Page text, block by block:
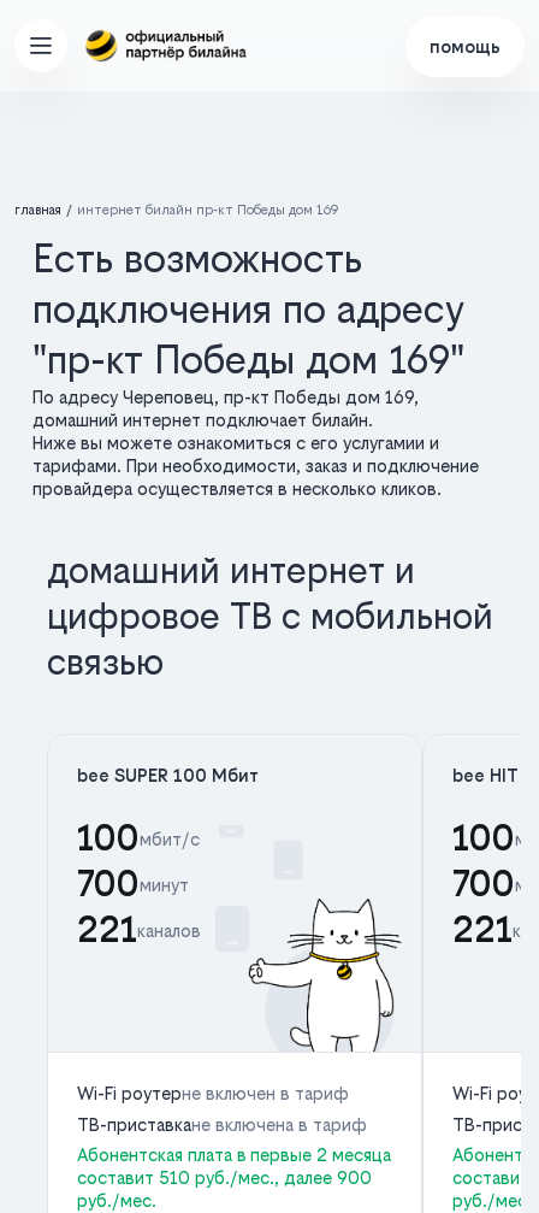
помощь
главная интернет билайн пр-кт Победы дом 169
Есть возможность
подключения по адресу
"пр-кт Победы дом 169"
По адресу Череповец, пр-кт Победы дом 169,
домашний интернет подключает билайн.
Ниже вы можете ознакомиться с его услугамии и
тарифами. При необходимости, заказ и подключение
провайдера осуществляется в несколько кликов.
домашний интернет и
цифровое ТВ с мобильной
связью
bee SUPER 100 Мбит
100мбит/с
700минут
221каналов
Wi-Fi роутерне включен в тариф
ТВ-приставкане включена в тариф
Абонентская плата в первые 2 месяца
составит 510 руб./мес., далее 900
руб./мес.
bee HIT
100
700
221
Wi-Fi
ТВ-
составит
руб./мес.